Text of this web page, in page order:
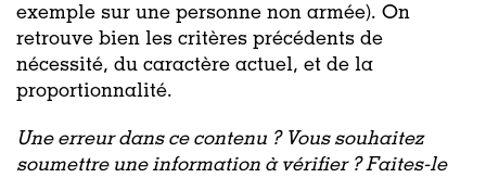
exemple sur une personne non armée). On
retrouve bien les critères précédents de
nécessité, du caractère actuel, et de la
proportionnalité.
Une erreur dans ce contenu ? Vous souhaitez
soumettre une information à vérifier ? Faites-le